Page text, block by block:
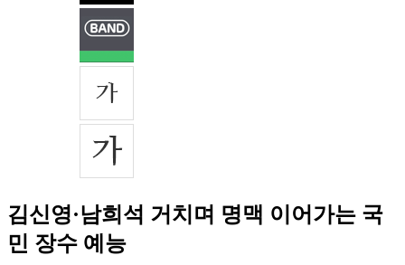
김신영·남희석 거치며 명맥 이어가는 국
민 장수 예능